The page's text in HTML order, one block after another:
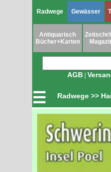
Radwege Gewässer
Antiquarisch
Bücher+Karten
AGB |
☰ Radwege >>